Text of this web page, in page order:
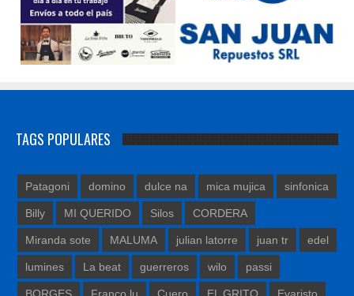
TAGS POPULARES
Patagoni domino dulce na mica mujica sinfonica
Billy MI QUERIDO Silos CORDERA
Miranda sote MALUMA julian latorre juan tr edel
lumines La beat guerreros wilo passi